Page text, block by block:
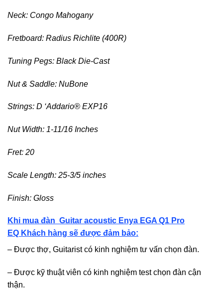
Neck: Congo Mahogany
Fretboard: Radius Richlite (400R)
Tuning Pegs: Black Die-Cast
Nut & Saddle: NuBone
Strings: D ‘Addario® EXP16
Nut Width: 1-11/16 Inches
Fret: 20
Scale Length: 25-3/5 inches
Finish: Gloss
Khi mua đàn Guitar acoustic Enya EGA Q1 Pro
EQ Khách hàng sẽ được đảm bảo:
– Được thợ, Guitarist có kinh nghiệm tư vấn chọn đàn.
– Được kỹ thuật viên có kinh nghiệm test chọn đàn cận
thận.